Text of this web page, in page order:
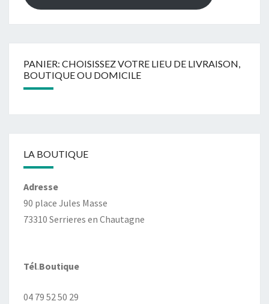
PANIER: CHOISISSEZ VOTRE LIEU DE LIVRAISON,
BOUTIQUE OU DOMICILE
LA BOUTIQUE
Adresse
90 place Jules Masse
73310 Serrieres en Chautagne
Tél.Boutique
04 79 52 50 29